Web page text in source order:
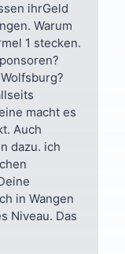
ihrGeld
Warum
1 stecken.
macht es
Auch
dazu. ich
in Wangen
Niveau. Das